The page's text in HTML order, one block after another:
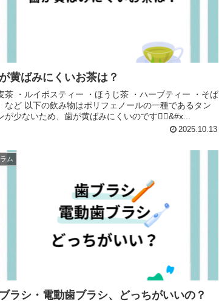
黄ばみにくいお茶は？
茶 ・ルイボスティー ・ほうじ茶 ・ハーブティー ・そば
ポリフェノールの一種であるタン
が少ないため、歯が黄ばみにくいのです💁‍♀&#x...
2025.10.13
ム
ラシ・電動歯ブラシ、どっちがいいの？